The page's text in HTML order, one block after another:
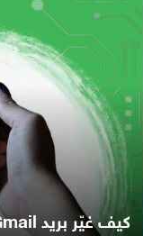
كيف غيّر بريد Gmail العالم في 20 عامًا؟